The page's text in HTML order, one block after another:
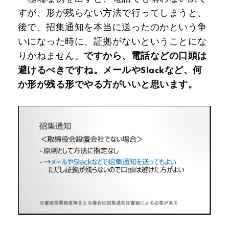
すが、形が残らない方法で行ってしまうと、
後で、招集通知を本当に送ったのかという争
いになった時に、証拠がないということにな
りかねません。 ですから、電話などの口頭は
避けるべきですね。メールやSlackなど、何
か形が残る形でやる方がいいと思います。